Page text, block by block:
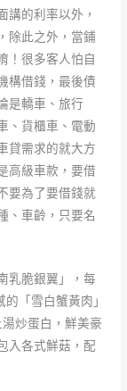
講的利率以外，
除此之外，當鋪
！很多客人怕自
構借錢，最後債
是轎車、旅行
、貨櫃車、電動
貸需求的就大方
高級車款，要借
要為了要借錢就
、車齡，只要名
乳脆銀翼」，每
「雪白蟹黃肉」
炒蛋白，鮮美豪
入各式鮮菇，配